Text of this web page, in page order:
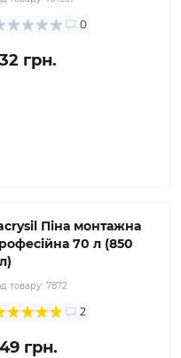
0
грн.
Піна монтажна
70 л (850
товару: 7872
2
грн.